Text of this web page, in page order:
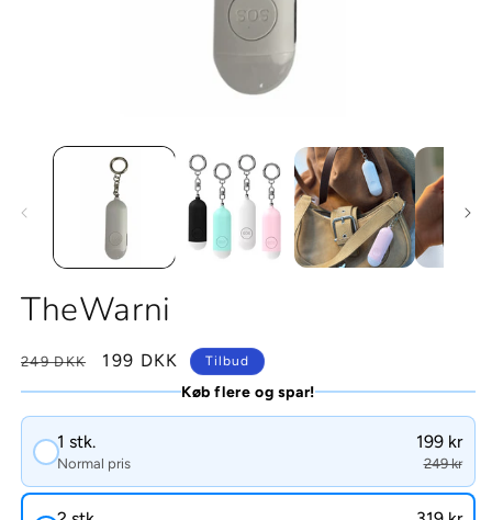
TheWarni
Normalpris
249 DKK Tilbudspris
199 DKK Tilbud
Køb flere og spar!
1 stk.
Normal pris
199 kr
249 kr